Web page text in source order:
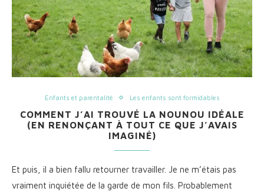
Enfants et parentalité Les enfants sont formidables
COMMENT J’AI TROUVÉ LA NOUNOU IDÉALE
(EN RENONÇANT À TOUT CE QUE J’AVAIS
IMAGINÉ)
Et puis, il a bien fallu retourner travailler. Je ne m’étais pas
vraiment inquiétée de la garde de mon fils. Probablement